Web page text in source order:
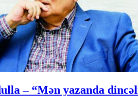
– “Mən yazanda